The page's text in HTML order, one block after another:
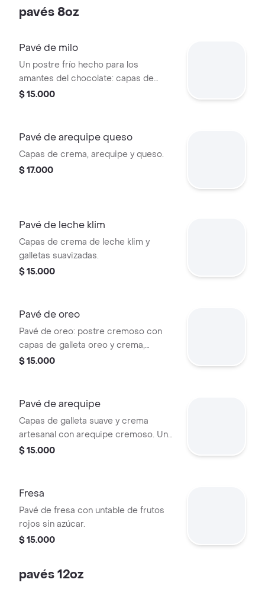
pavés 8oz
Pavé de milo
Un postre frío hecho para los
amantes del chocolate: capas de
crema a base de milo, galletas
ganas de más. perfecto para matar
antojos o consentirte sin culpa.
$ 15.000
Pavé de arequipe queso
Capas de crema, arequipe y queso.
$ 17.000
Pavé de leche klim
Capas de crema de leche klim y
galletas suavizadas.
$ 15.000
Pavé de oreo
Pavé de oreo: postre cremoso con
capas de galleta oreo y crema,
decorado con trozos de galleta. Ideal
$ 15.000
Pavé de arequipe
Capas de galleta suave y crema
artesanal con arequipe cremoso. Un
postre frío ideal para disfrutar.
$ 15.000
Fresa
Pavé de fresa con untable de frutos
rojos sin azúcar.
$ 15.000
pavés 12oz